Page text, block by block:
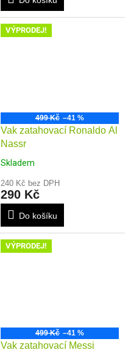
VÝPRODEJ!
499 Kč –41 %
Vak zatahovací Ronaldo Al
Nassr
Skladem
240 Kč bez DPH
290 Kč
Do košíku
VÝPRODEJ!
499 Kč –41 %
Vak zatahovací Messi